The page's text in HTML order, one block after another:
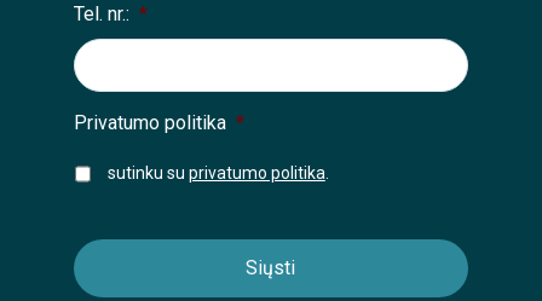
Tel. nr.: *
Privatumo politika *
sutinku su privatumo politika